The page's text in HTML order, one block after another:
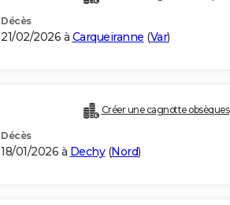
Décès
21/02/2026 à Carqueiranne (Var)
Créer une cagnotte obsèques
Décès
18/01/2026 à Dechy(Nord)